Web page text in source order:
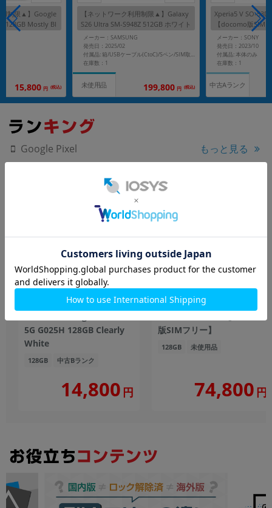
制限▲】Google
128GB Mostly Bl
フリー】
15,800 円 (税込)
【ネットワーク利用制限▲】Galaxy
S26 Ultra SM-S948Z 512GB ホワイト
【SoftBank版 SIMフリー】
メーカー：SAMSUNG
発売日：2025/02
付属品: 箱/USBケーブル(CtoC)/Sペン/SIM取り出し用ピン/マニュアル
在庫数：1
未使用品 199,800 円 (税込)
Xperia5 V SO-53D
【docomo版SIM
メーカー：SONY
発売日：2023/10
付属品: 本体のみ
在庫数：1
中古Aランク
Google Pixel もっと見る
【SIMロック解除済】
5G G025H 128GB Clearly
White
128GB 中古Bランク
14,800 円
Google Pixel10a GV0BP
128GB Obsidian【docomo
版SIMフリー】
128GB 未使用品
74,800 円